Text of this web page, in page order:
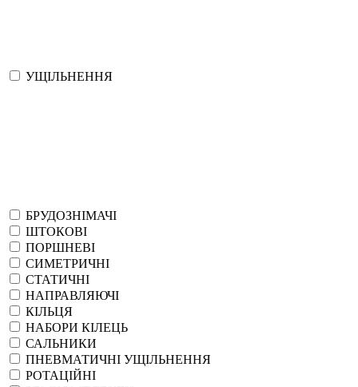
УЩІЛЬНЕННЯ
БРУДОЗНІМАЧІ
ШТОКОВІ
ПОРШНЕВІ
СИМЕТРИЧНІ
СТАТИЧНІ
НАПРАВЛЯЮЧІ
КІЛЬЦЯ
НАБОРИ КІЛЕЦЬ
САЛЬНИКИ
ПНЕВМАТИЧНІ УЩІЛЬНЕННЯ
РОТАЦІЙНІ